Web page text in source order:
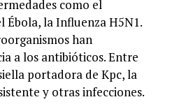
como el
Ébola, la Influenza H5N1.
han
a los antibióticos. Entre
portadora de Kpc, la
y otras infecciones.